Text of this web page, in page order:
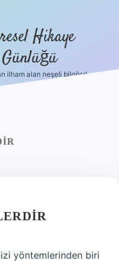
Hikaye
Günlüğü
ilham alan neşeli bilgiler!
yöntemlerinden biri